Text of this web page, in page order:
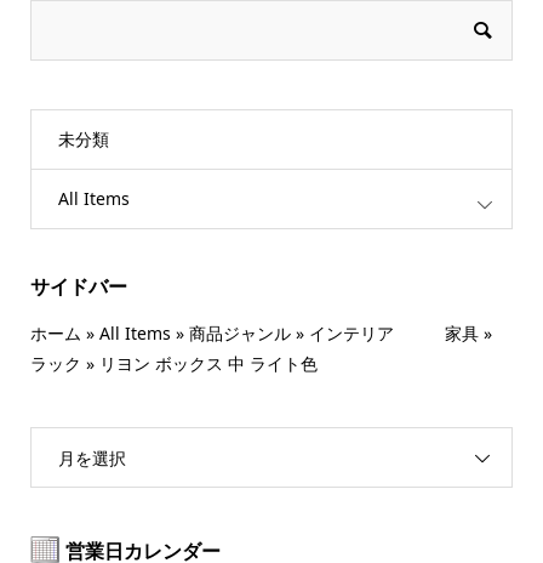
未分類
All Items
サイドバー
ホーム » All Items » 商品ジャンル » インテリア 家具 »
ラック »リヨン ボックス 中 ライト色
月を選択
営業日カレンダー